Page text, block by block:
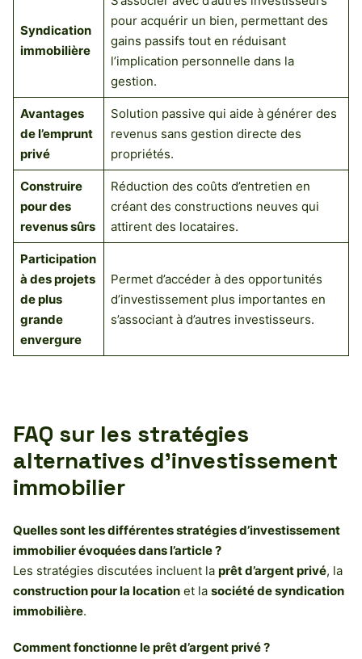
Syndication
immobilière
pour acquérir un bien, permettant des
gains passifs tout en réduisant
l’implication personnelle dans la
gestion.
Avantages
de l’emprunt
privé
Solution passive qui aide à générer des
revenus sans gestion directe des
propriétés.
Construire
pour des
revenus sûrs
Réduction des coûts d’entretien en
créant des constructions neuves qui
attirent des locataires.
Participation
à des projets
de plus
grande
envergure
Permet d’accéder à des opportunités
d’investissement plus importantes en
s’associant à d’autres investisseurs.
FAQ sur les stratégies
alternatives d’investissement
immobilier
Quelles sont les différentes stratégies d’investissement
immobilier évoquées dans l’article ?
Les stratégies discutées incluent la prêt d’argent privé, la
construction pour la location et la société de syndication
immobilière.
Comment fonctionne le prêt d’argent privé ?